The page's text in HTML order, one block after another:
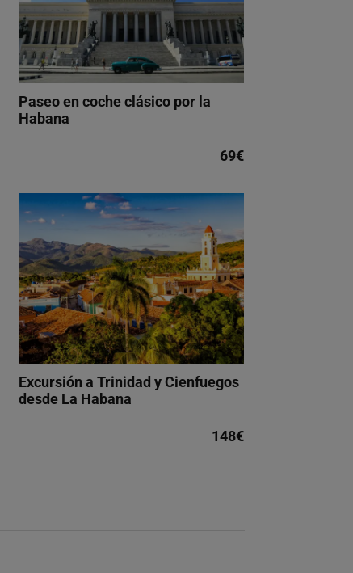
Paseo en coche clásico por la
Habana
69€
Excursión a Trinidad y Cienfuegos
desde La Habana
148€